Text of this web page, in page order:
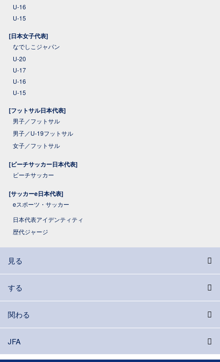
U-16
U-15
[日本女子代表]
なでしこジャパン
U-20
U-17
U-16
U-15
[フットサル日本代表]
男子／フットサル
男子／U-19フットサル
女子／フットサル
[ビーチサッカー日本代表]
ビーチサッカー
[サッカーe日本代表]
eスポーツ・サッカー
日本代表アイデンティティ
歴代ジャージ
見る
する
関わる
JFA